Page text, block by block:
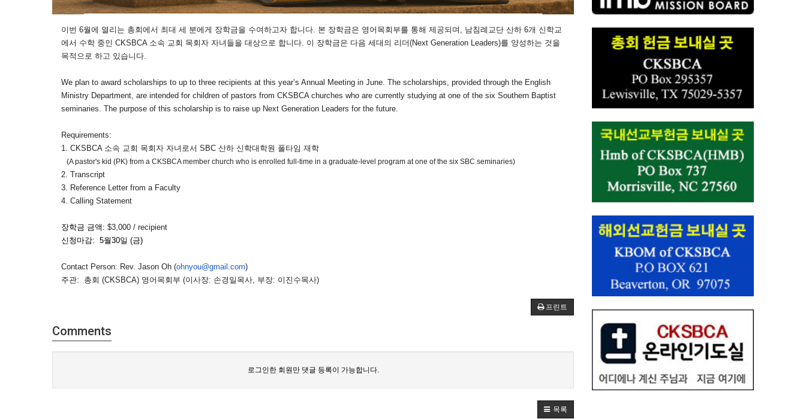
이번 6월에 열리는 총회에서 최대 세 분에게 장학금을 수여하고자 합니다. 본 장학금은 영어목회부를 통해 제공되며, 남침례교단 산하 6개 신학교
에서 수학 중인 CKSBCA 소속 교회 목회자 자녀들을 대상으로 합니다. 이 장학금은 다음 세대의 리더(Next Generation Leaders)를 양성하는 것 을
목적으로 하고 있습니다.
We plan to award scholarships to up to three recipients at this year’s Annual Meeting in June. The scholarships, provided through the English
Ministry Department, are intended for children of pastors from CKSBCA churches who are currently studying at one of the six Southern Baptist
seminaries. The purpose of this scholarship is to raise up Next Generation Leaders for the future.
Requirements:
1. CKSBCA 소속 교회 목회자 자녀로서 SBC 산하 신학대학원 풀타임 재학
(A pastor's kid (PK) from a CKSBCA member church who is enrolled full-time in a graduate-level program at one of the six SBC seminaries)
2. Transcript
3. Reference Letter from a Faculty
4. Calling Statement
장학금 금액: $3,000 / recipient
신청마감: 5월30일 (금)
Contact Person: Rev. Jason Oh (ohnyou@gmail.com)
주관: 총회 (CKSBCA) 영어목회부 (이사장: 손경일목사, 부장: 이진수목사)
프린트
Comments
로그인한 회원만 댓글 등록이 가능합니다.
목록